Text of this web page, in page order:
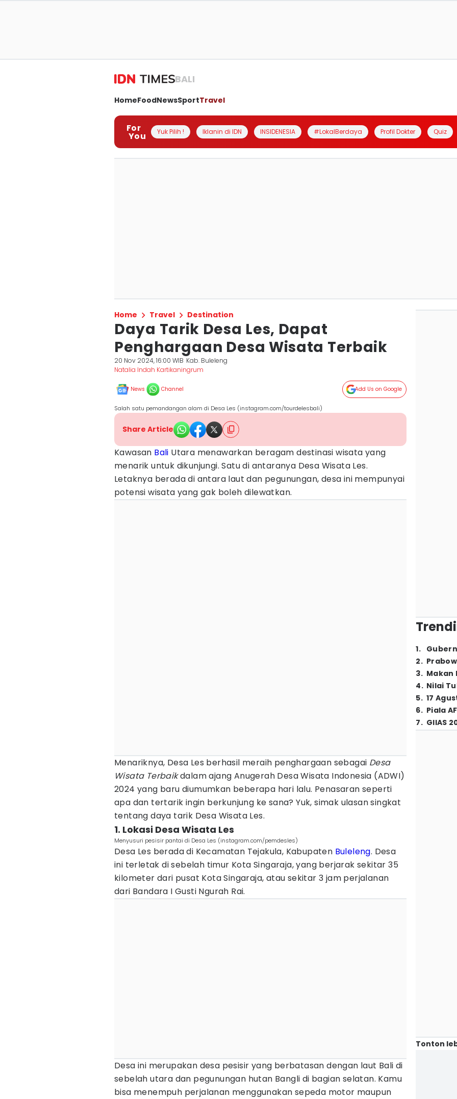
BALI
HomeFoodNewsSportTravel
For
You Yuk Pilih ! Iklanin di IDN INSIDENESIA #LokalBerdaya Profil Dokter Quiz
Home Travel Destination
Daya Tarik Desa Les, Dapat
Penghargaan Desa Wisata Terbaik
20 Nov 2024, 16:00 WIB Kab. Buleleng
Natalia Indah Kartikaningrum
News Channel Add Us on Google
Salah satu pemandangan alam di Desa Les (instagram.com/tourdelesbali)
Share Article
Kawasan Bali Utara menawarkan beragam destinasi wisata yang
menarik untuk dikunjungi. Satu di antaranya Desa Wisata Les.
Letaknya berada di antara laut dan pegunungan, desa ini mempunyai
potensi wisata yang gak boleh dilewatkan.
Menariknya, Desa Les berhasil meraih penghargaan sebagai Desa
Wisata Terbaikdalam ajang Anugerah Desa Wisata Indonesia (ADWI)
2024 yang baru diumumkan beberapa hari lalu. Penasaran seperti
apa dan tertarik ingin berkunjung ke sana? Yuk, simak ulasan singkat
tentang daya tarik Desa Wisata Les.
1. Lokasi Desa Wisata Les
Menyusuri pesisir pantai di Desa Les (instagram.com/pemdesles)
Desa Les berada di Kecamatan Tejakula, Kabupaten Buleleng. Desa
ini terletak di sebelah timur Kota Singaraja, yang berjarak sekitar 35
kilometer dari pusat Kota Singaraja, atau sekitar 3 jam perjalanan
dari Bandara I Gusti Ngurah Rai.
Desa ini merupakan desa pesisir yang berbatasan dengan laut Bali di
sebelah utara dan pegunungan hutan Bangli di bagian selatan. Kamu
bisa menempuh perjalanan menggunakan sepeda motor maupun
1.
2.
3. Makan
4. Nilai
5. 17
6. Piala
7. GIIAS
Tonton